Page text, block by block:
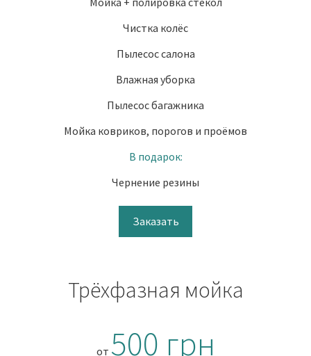
Чистка колёс
Пылесос салона
Влажная уборка
Пылесос багажника
Мойка ковриков, порогов и проёмов
В подарок:
Чернение резины
Заказать
Трёхфазная мойка
от 500 грн